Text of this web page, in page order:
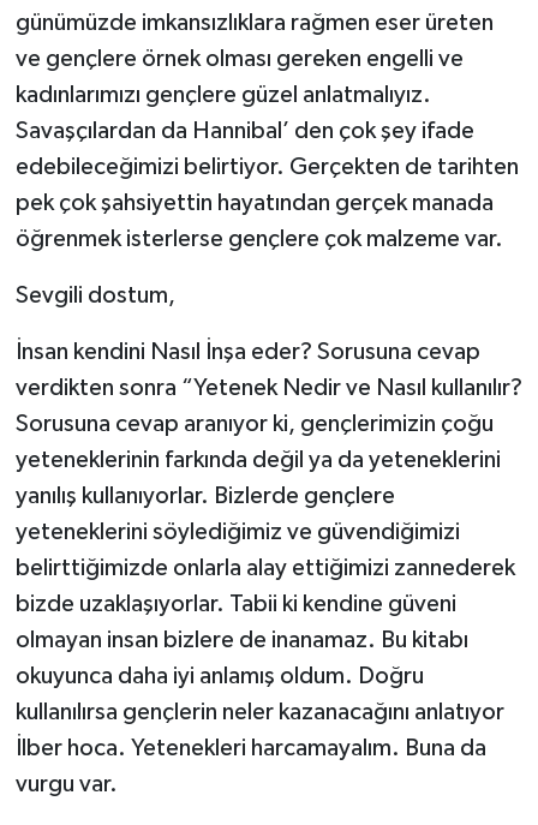
günümüzde imkansızlıklara rağmen eser üreten
ve gençlere örnek olması gereken engelli ve
kadınlarımızı gençlere güzel anlatmalıyız.
Savaşçılardan da Hannibal’ den çok şey ifade
edebileceğimizi belirtiyor. Gerçekten de tarihten
pek çok şahsiyettin hayatından gerçek manada
öğrenmek isterlerse gençlere çok malzeme var.
Sevgili dostum,
İnsan kendini Nasıl İnşa eder? Sorusuna cevap
verdikten sonra “Yetenek Nedir ve Nasıl kullanılır?
Sorusuna cevap aranıyor ki, gençlerimizin çoğu
yeteneklerinin farkında değil ya da yeteneklerini
yanılış kullanıyorlar. Bizlerde gençlere
yeteneklerini söylediğimiz ve güvendiğimizi
belirttiğimizde onlarla alay ettiğimizi zannederek
bizde uzaklaşıyorlar. Tabii ki kendine güveni
olmayan insan bizlere de inanamaz. Bu kitabı
okuyunca daha iyi anlamış oldum. Doğru
kullanılırsa gençlerin neler kazanacağını anlatıyor
İlber hoca. Yetenekleri harcamayalım. Buna da
vurgu var.